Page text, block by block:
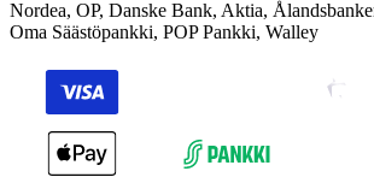
Nordea, OP, Danske Bank, Aktia,
Oma Säästöpankki, POP Pankki, Walley